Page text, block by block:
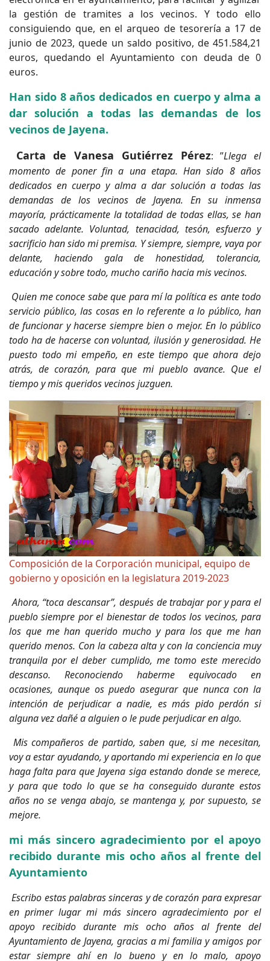
la gestión de tramites a los vecinos. Y todo ello
consiguiendo que, en el arqueo de tesorería a 17 de
junio de 2023, quede un saldo positivo, de 451.584,21
euros, quedando el Ayuntamiento con deuda de 0
euros.
Han sido 8 años dedicados en cuerpo y alma a
dar solución a todas las demandas de los
vecinos de Jayena.
Carta de Vanesa Gutiérrez Pérez: ”Llega el
momento de poner fin a una etapa. Han sido 8 años
dedicados en cuerpo y alma a dar solución a todas las
demandas de los vecinos de Jayena. En su inmensa
mayoría, prácticamente la totalidad de todas ellas, se han
sacado adelante. Voluntad, tenacidad, tesón, esfuerzo y
sacrificio han sido mi premisa. Y siempre, siempre, vaya por
delante, haciendo gala de honestidad, tolerancia,
educación y sobre todo, mucho cariño hacia mis vecinos.
Quien me conoce sabe que para mí la política es ante todo
servicio público, las cosas en lo referente a lo público, han
de funcionar y hacerse siempre bien o mejor. En lo público
todo ha de hacerse con voluntad, ilusión y generosidad. He
puesto todo mi empeño, en este tiempo que ahora dejo
atrás, de corazón, para que mi pueblo avance. Que el
tiempo y mis queridos vecinos juzguen.
Composición de la Corporación municipal, equipo de
gobierno y oposición en la legislatura 2019-2023
Ahora, “toca descansar”, después de trabajar por y para el
pueblo siempre por el bienestar de todos los vecinos, para
los que me han querido mucho y para los que me han
querido menos. Con la cabeza alta y con la conciencia muy
tranquila por el deber cumplido, me tomo este merecido
descanso. Reconociendo haberme equivocado en
ocasiones, aunque os puedo asegurar que nunca con la
intención de perjudicar a nadie, es más pido perdón si
alguna vez dañé a alguien o le pude perjudicar en algo.
Mis compañeros de partido, saben que, si me necesitan,
voy a estar ayudando, y aportando mi experiencia en lo que
haga falta para que Jayena siga estando donde se merece,
y para que todo lo que se ha conseguido durante estos
años no se venga abajo, se mantenga y, por supuesto, se
mejore.
mi más sincero agradecimiento por el apoyo
recibido durante mis ocho años al frente del
Ayuntamiento
Escribo estas palabras sinceras y de corazón para expresar
en primer lugar mi más sincero agradecimiento por el
apoyo recibido durante mis ocho años al frente del
Ayuntamiento de Jayena, gracias a mi familia y amigos por
estar siempre ahí en lo bueno y en lo malo, apoyo